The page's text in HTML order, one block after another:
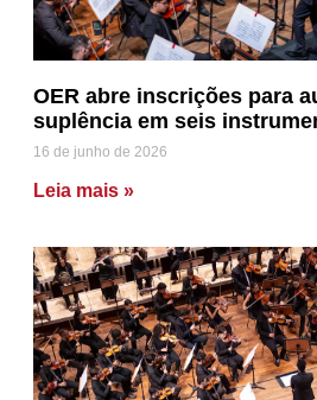
OER abre inscrições para
suplência em seis
16 de junho de 2026
Leia mais »